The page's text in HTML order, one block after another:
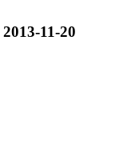
2013-11-20